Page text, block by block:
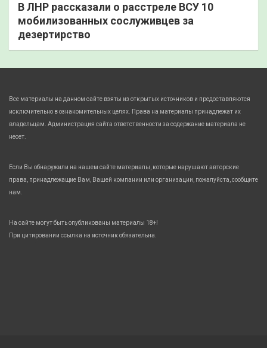
В ЛНР рассказали о расстреле ВСУ 10
мобилизованных сослуживцев за
дезертирство
Все материалы на данном сайте взяты из открытых источников и предоставляются
исключительно в ознакомительных целях. Права на материалы принадлежат их
владельцам. Администрация сайта ответственности за содержание материала не
несет.
Если Вы обнаружили на нашем сайте материалы, которые нарушают авторские
права, принадлежащие Вам, Вашей компании или организации, пожалуйста, сообщите
нам.
На сайте могут быть опубликованы материалы 18+!
При цитировании ссылка на источник обязательна.